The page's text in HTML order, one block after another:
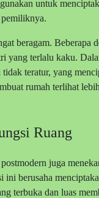
untuk
pemiliknya.
beragam. Beberapa
yang terlalu kaku.
teratur, yang
rumah terlihat
Ruang
juga
berusaha
terbuka dan luas